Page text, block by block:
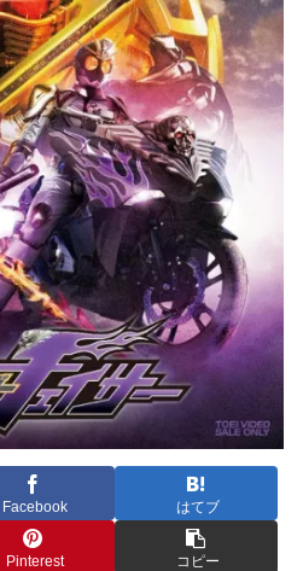
Facebook はてブ
Pinterest コピー